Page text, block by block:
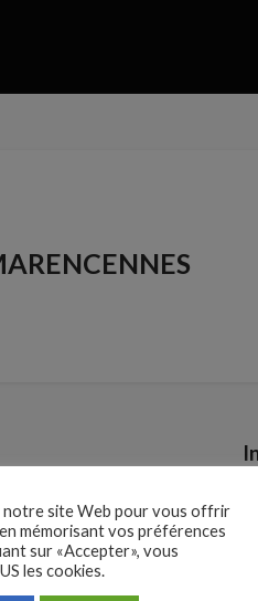
notre site Web pour vous offrir
mémorisant vos préférences
sur «Accepter», vous
les cookies.